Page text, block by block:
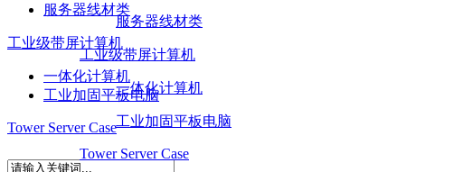
服务器线材类
工业级带屏计算机
一体化计算机
工业加固平板电脑
Tower Server Case
服务器线材类
工业级带屏计算机
一体化计算机
工业加固平板电脑
Tower Server Case